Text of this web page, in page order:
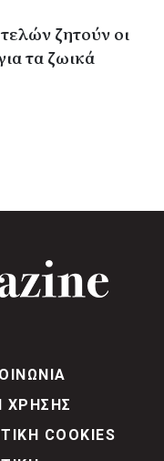
ζητούν οι
τα ζωικά
ΧΡΗΣΗΣ
COOKIES